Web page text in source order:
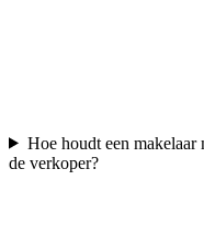
Hoe houdt een
de verkoper?